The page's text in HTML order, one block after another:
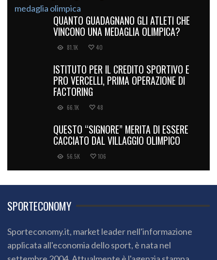
QUANTO GUADAGNANO GLI ATLETI CHE
VINCONO UNA MEDAGLIA OLIMPICA?
81.1K 40
ISTITUTO PER IL CREDITO SPORTIVO E
PRO VERCELLI, PRIMA OPERAZIONE DI
FACTORING
66.1K 48
QUESTO “SIGNORE” MERITA DI ESSERE
CACCIATO DAL VILLAGGIO OLIMPICO
56.5K 106
SPORTECONOMY
Sporteconomy.it, market leader nell'informazione
applicata all'economia dello sport, è nata nel